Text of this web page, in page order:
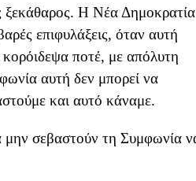
ξεκάθαρος. Η Νέα Δημοκρατία
επιφυλάξεις, όταν αυτή
ποτέ, με απόλυτη
αυτή δεν μπορεί να
και αυτό κάναμε.
μην σεβαστούν τη Συμφωνία